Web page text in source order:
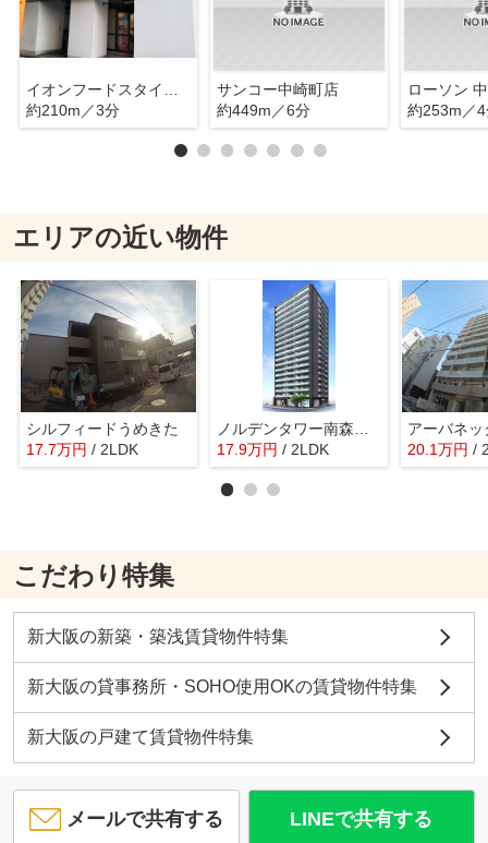
イオンフードスタイル中崎町店
約210m／3分
サンコー中崎町店
約449m／6分
ローソン
約253m／
エリアの近い物件
シルフィードうめきた
17.7万円 / 2LDK
17.9万円 / 2LDK
アーバネ
20.1万円 /
こだわり特集
新大阪の新築・築浅賃貸物件特集
新大阪の貸事務所・SOHO使用OKの賃貸物件特集
新大阪の戸建て賃貸物件特集
メールで共有する LINEで共有する